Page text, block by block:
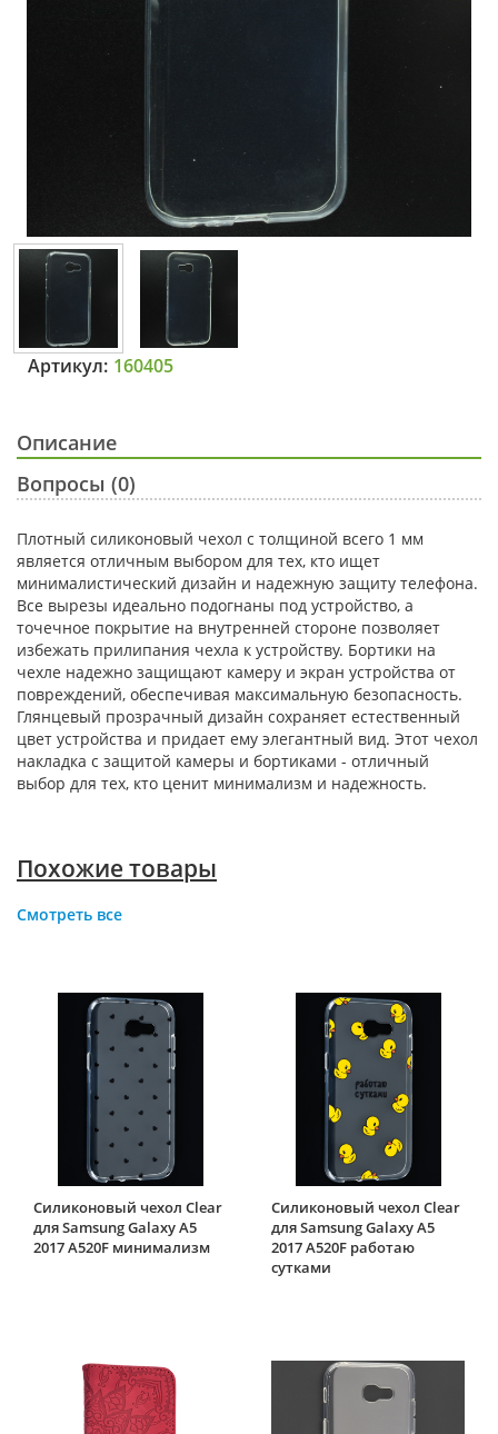
Артикул: 160405
Описание
Вопросы (0)
Плотный силиконовый чехол с толщиной всего 1 мм
является отличным выбором для тех, кто ищет
минималистический дизайн и надежную защиту телефона.
Все вырезы идеально подогнаны под устройство, а
точечное покрытие на внутренней стороне позволяет
избежать прилипания чехла к устройству. Бортики на
чехле надежно защищают камеру и экран устройства от
повреждений, обеспечивая максимальную безопасность.
Глянцевый прозрачный дизайн сохраняет естественный
цвет устройства и придает ему элегантный вид. Этот чехол
накладка с защитой камеры и бортиками - отличный
выбор для тех, кто ценит минимализм и надежность.
Похожие товары
Смотреть все
Силиконовый чехол Clear
для Samsung Galaxy A5
2017 A520F минимализм
Силиконовый чехол Clear
для Samsung Galaxy A5
2017 A520F работаю
сутками